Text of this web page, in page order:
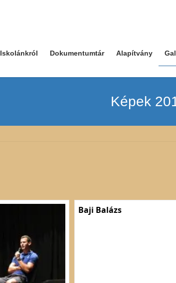
Iskolánkról Dokumentumtár Alapítvány
Képek
Baji Balázs